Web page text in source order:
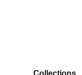
Collections